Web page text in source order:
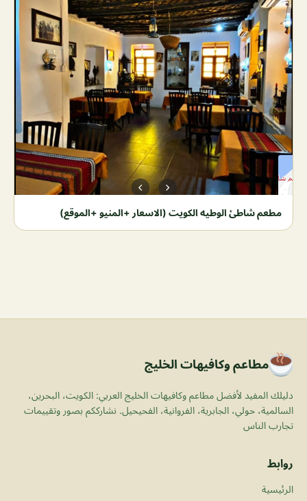
مطعم شاطئ الوطيه الكويت (الاسعار +المنيو +الموقع)
مطاعم وكافيهات الخليج
دليلك المفيد لأفضل مطاعم وكافيهات الخليج العربي: الكويت، البحرين،
السالمية، حولي، الجابرية، الفروانية، الفحيحيل. نشارككم بصور وتقييمات
تجارب الناس
روابط
الرئيسية